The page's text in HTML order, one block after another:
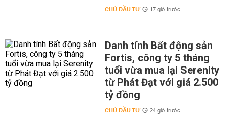
CHỦ ĐẦU TƯ 17 giờ trước
Danh tính Bất động sản
Fortis, công ty 5 tháng
tuổi vừa mua lại Serenity
từ Phát Đạt với giá 2.500
tỷ đồng
CHỦ ĐẦU TƯ 24 giờ trước